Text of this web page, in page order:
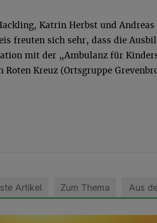
Katrin Herbst und
freuten sich sehr, dass die
mit der „Ambulanz für
Roten Kreuz (Ortsgruppe
Artikel Zum Thema Aus